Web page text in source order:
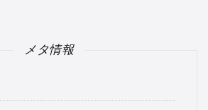
メタ情報